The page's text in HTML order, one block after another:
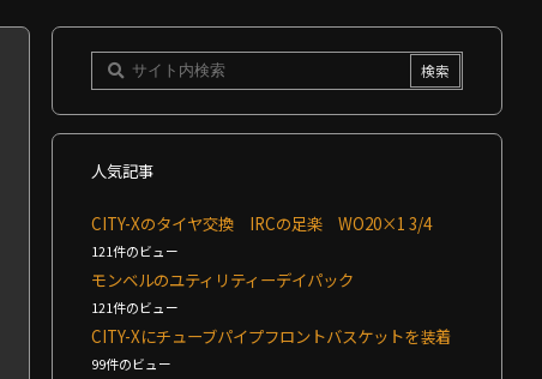
人気記事
CITY-Xのタイヤ交換 IRCの足楽 WO20×1 3/4
121件のビュー
モンベルのユティリティーデイパック
121件のビュー
CITY-Xにチューブパイプフロントバスケットを装着
99件のビュー